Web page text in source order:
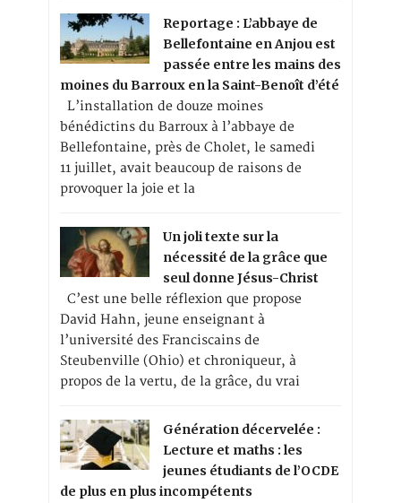
Reportage : L’abbaye de
Bellefontaine en Anjou est
passée entre les mains des
moines du Barroux en la Saint-Benoît d’été
L’installation de douze moines
bénédictins du Barroux à l’abbaye de
Bellefontaine, près de Cholet, le samedi
11 juillet, avait beaucoup de raisons de
provoquer la joie et la
Un joli texte sur la
nécessité de la grâce que
seul donne Jésus-Christ
C’est une belle réflexion que propose
David Hahn, jeune enseignant à
l’université des Franciscains de
Steubenville (Ohio) et chroniqueur, à
propos de la vertu, de la grâce, du vrai
Génération décervelée :
Lecture et maths : les
jeunes étudiants de l’OCDE
de plus en plus incompétents